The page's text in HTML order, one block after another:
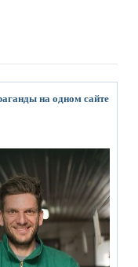
на одном сайте